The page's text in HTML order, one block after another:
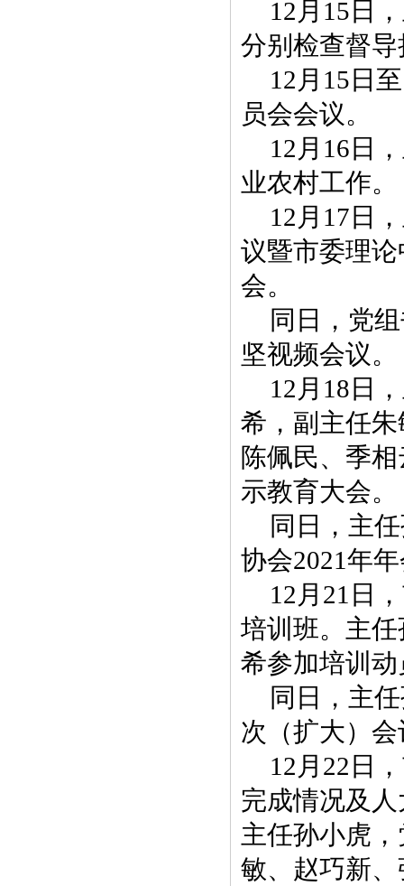
12月15日
分别检查督
12月15日
员会会议。
12月16日
业农村工作。
12月17日
议暨市委理
会。
同日，党
坚视频会议。
12月18日
希，副主任
陈佩民、季
示教育大会。
同日，主
协会2021年
12月21日
培训班。主
希参加培训
同日，主
次（扩大）
12月22日
完成情况及
主任孙小虎
敏、赵巧新